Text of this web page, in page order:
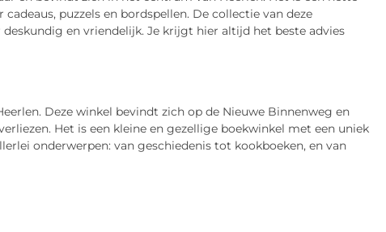
puzzels en bordspellen. De collectie van deze
en vriendelijk. Je krijgt hier altijd het beste advies
Deze winkel bevindt zich op de Nieuwe Binnenweg en
Het is een kleine en gezellige boekwinkel met een uniek
onderwerpen: van geschiedenis tot kookboeken, en van